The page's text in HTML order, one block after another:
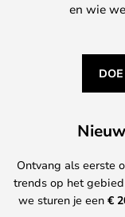
en wie
Ontvang als eerste
trends op het
we sturen je een €